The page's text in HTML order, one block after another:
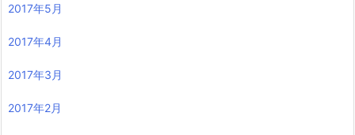
2017年5月
2017年4月
2017年3月
2017年2月